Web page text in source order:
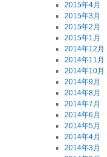
2015年4月
2015年3月
2015年2月
2015年1月
2014年12月
2014年11月
2014年10月
2014年9月
2014年8月
2014年7月
2014年6月
2014年5月
2014年4月
2014年3月